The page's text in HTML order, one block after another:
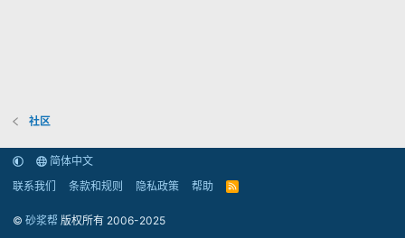
社区
简体中文
联系我们
条款和规则 隐私政策 帮助
R
© 砂浆帮 版权所有 2006-2025